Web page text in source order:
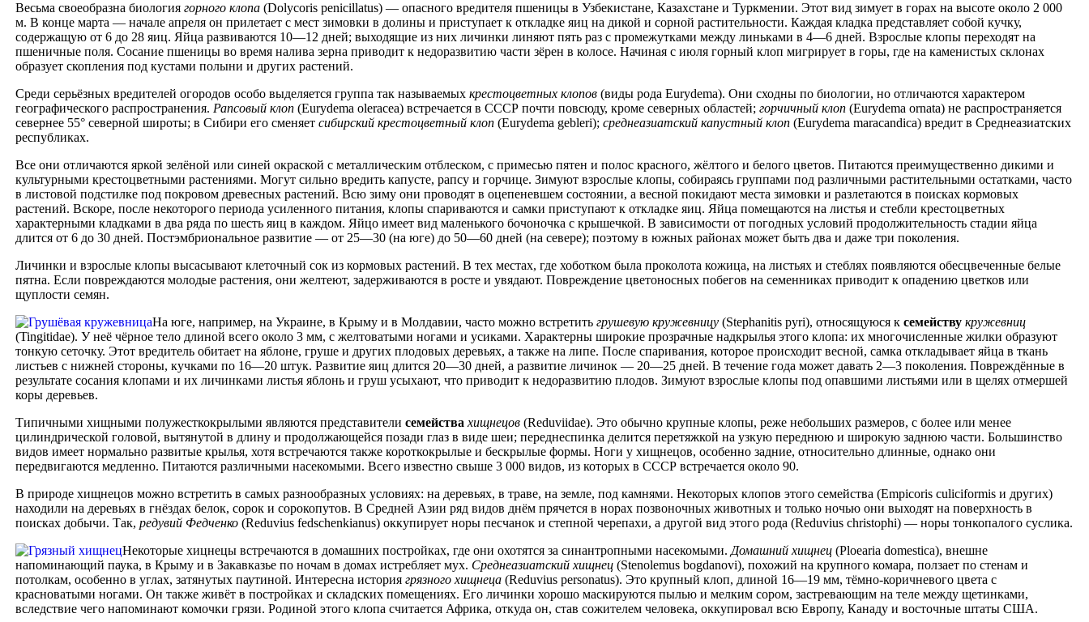
Весьма своеобразна биология горного клопа (Dolycoris penicillatus) — опасного вредителя пшеницы в Узбекистане, Казахстане и Туркмении. Этот вид зимует в горах на высоте около 2 000
м. В конце марта — начале апреля он прилетает с мест зимовки в долины и приступает к откладке яиц на дикой и сорной растительности. Каждая кладка представляет собой кучку,
содержащую от 6 до 28 яиц. Яйца развиваются 10—12 дней; выходящие из них личинки линяют пять раз с промежутками между линьками в 4—6 дней. Взрослые клопы переходят на
пшеничные поля. Сосание пшеницы во время налива зерна приводит к недоразвитию части зёрен в колосе. Начиная с июля горный клоп мигрирует в горы, где на каменистых склонах
образует скопления под кустами полыни и других растений.
Среди серьёзных вредителей огородов особо выделяется группа так называемых крестоцветных клопов (виды рода Eurydema). Они сходны по биологии, но отличаются характером
географического распространения. Рапсовый клоп (Eurydema oleracea) встречается в СССР почти повсюду, кроме северных областей; горчичный клоп (Eurydema ornata) не распространяется
севернее 55° северной широты; в Сибири его сменяет сибирский крестоцветный клоп (Eurydema gebleri); среднеазиатский капустный клоп (Eurydema maracandica) вредит в Среднеазиатских
республиках.
Все они отличаются яркой зелёной или синей окраской с металлическим отблеском, с примесью пятен и полос красного, жёлтого и белого цветов. Питаются преимущественно дикими и
культурными крестоцветными растениями. Могут сильно вредить капусте, рапсу и горчице. Зимуют взрослые клопы, собираясь группами под различными растительными остатками, часто
в листовой подстилке под покровом древесных растений. Всю зиму они проводят в оцепеневшем состоянии, а весной покидают места зимовки и разлетаются в поисках кормовых
растений. Вскоре, после некоторого периода усиленного питания, клопы спариваются и самки приступают к откладке яиц. Яйца помещаются на листья и стебли крестоцветных
характерными кладками в два ряда по шесть яиц в каждом. Яйцо имеет вид маленького бочоночка с крышечкой. В зависимости от погодных условий продолжительность стадии яйца
длится от 6 до 30 дней. Постэмбриональное развитие — от 25—30 (на юге) до 50—60 дней (на севере); поэтому в южных районах может быть два и даже три поколения.
Личинки и взрослые клопы высасывают клеточный сок из кормовых растений. В тех местах, где хоботком была проколота кожица, на листьях и стеблях появляются обесцвеченные белые
пятна. Если повреждаются молодые растения, они желтеют, задерживаются в росте и увядают. Повреждение цветоносных побегов на семенниках приводит к опадению цветков или
щуплости семян.
На юге, например, на Украине, в Крыму и в Молдавии, часто можно встретить грушевую кружевницу (Stephanitis pyri), относящуюся к семейству кружевниц
(Tingitidae). У неё чёрное тело длиной всего около 3 мм, с желтоватыми ногами и усиками. Характерны широкие прозрачные надкрылья этого клопа: их многочисленные жилки образуют
тонкую сеточку. Этот вредитель обитает на яблоне, груше и других плодовых деревьях, а также на липе. После спаривания, которое происходит весной, самка откладывает яйца в ткань
листьев с нижней стороны, кучками по 16—20 штук. Развитие яиц длится 20—30 дней, а развитие личинок — 20—25 дней. В течение года может давать 2—3 поколения. Повреждённые в
результате сосания клопами и их личинками листья яблонь и груш усыхают, что приводит к недоразвитию плодов. Зимуют взрослые клопы под опавшими листьями или в щелях отмершей
коры деревьев.
Типичными хищными полужесткокрылыми являются представители семейства хищнецов (Reduviidae). Это обычно крупные клопы, реже небольших размеров, с более или менее
цилиндрической головой, вытянутой в длину и продолжающейся позади глаз в виде шеи; переднеспинка делится перетяжкой на узкую переднюю и широкую заднюю части. Большинство
видов имеет нормально развитые крылья, хотя встречаются также короткокрылые и бескрылые формы. Ноги у хищнецов, особенно задние, относительно длинные, однако они
передвигаются медленно. Питаются различными насекомыми. Всего известно свыше 3 000 видов, из которых в СССР встречается около 90.
В природе хищнецов можно встретить в самых разнообразных условиях: на деревьях, в траве, на земле, под камнями. Некоторых клопов этого семейства (Empicoris culiciformis и других)
находили на деревьях в гнёздах белок, сорок и сорокопутов. В Средней Азии ряд видов днём прячется в норах позвоночных животных и только ночью они выходят на поверхность в
поисках добычи. Так, редувий Федченко (Reduvius fedschenkianus) оккупирует норы песчанок и степной черепахи, а другой вид этого рода (Reduvius christophi) — норы тонкопалого суслика.
Некоторые хицнецы встречаются в домашних постройках, где они охотятся за синантропными насекомыми. Домашний хищнец (Ploearia domestica), внешне
напоминающий паука, в Крыму и в Закавказье по ночам в домах истребляет мух. Среднеазиатский хищнец (Stenolemus bogdanovi), похожий на крупного комара, ползает по стенам и
потолкам, особенно в углах, затянутых паутиной. Интересна история грязного хищнеца (Reduvius personatus). Это крупный клоп, длиной 16—19 мм, тёмно-коричневого цвета с
красноватыми ногами. Он также живёт в постройках и складских помещениях. Его личинки хорошо маскируются пылью и мелким сором, застревающим на теле между щетинками,
вследствие чего напоминают комочки грязи. Родиной этого клопа считается Африка, откуда он, став сожителем человека, оккупировал всю Европу, Канаду и восточные штаты США.